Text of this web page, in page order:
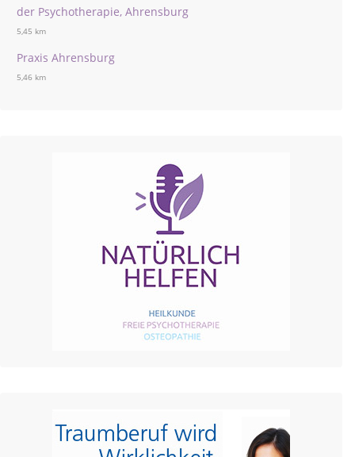
der Psychotherapie, Ahrensburg
5,45 km
Praxis Ahrensburg
5,46 km